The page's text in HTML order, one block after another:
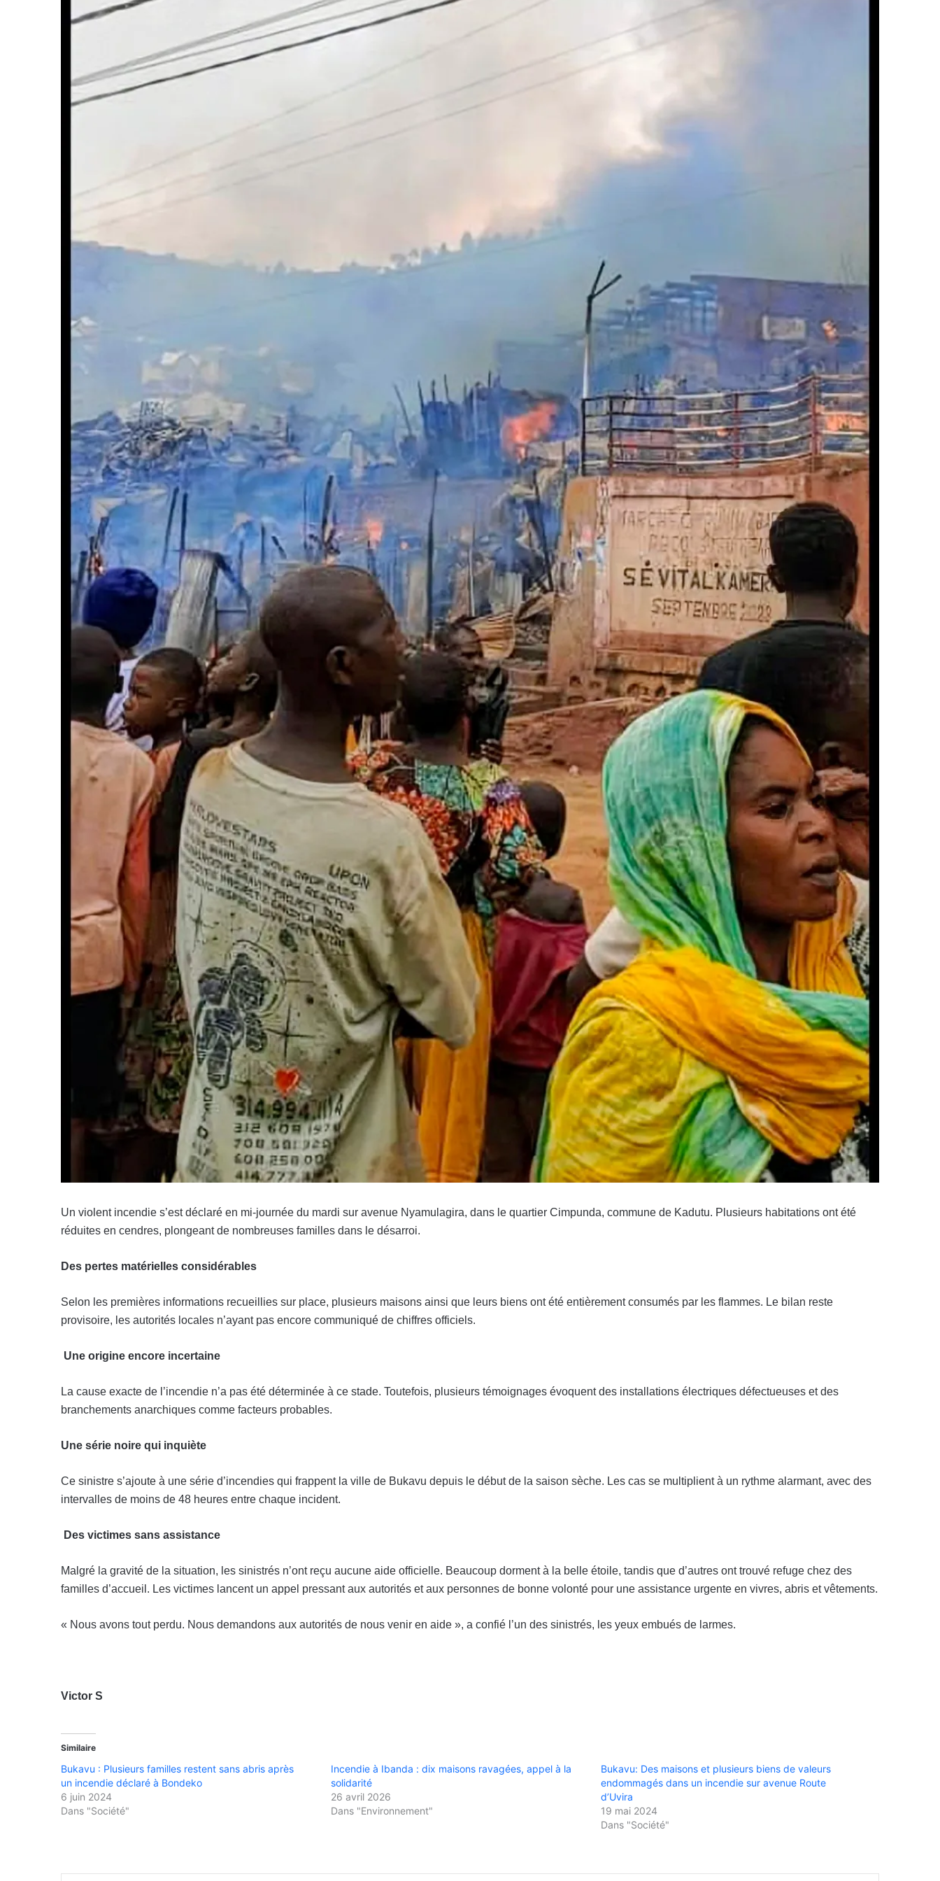
Un violent incendie s’est déclaré en mi-journée du mardi sur avenue Nyamulagira, dans le quartier Cimpunda, commune de Kadutu. Plusieurs habitations ont été
réduites en cendres, plongeant de nombreuses familles dans le désarroi.
Des pertes matérielles considérables
Selon les premières informations recueillies sur place, plusieurs maisons ainsi que leurs biens ont été entièrement consumés par les flammes. Le bilan reste
provisoire, les autorités locales n’ayant pas encore communiqué de chiffres officiels.
Une origine encore incertaine
La cause exacte de l’incendie n’a pas été déterminée à ce stade. Toutefois, plusieurs témoignages évoquent des installations électriques défectueuses et des
branchements anarchiques comme facteurs probables.
Une série noire qui inquiète
Ce sinistre s’ajoute à une série d’incendies qui frappent la ville de Bukavu depuis le début de la saison sèche. Les cas se multiplient à un rythme alarmant, avec des
intervalles de moins de 48 heures entre chaque incident.
Des victimes sans assistance
Malgré la gravité de la situation, les sinistrés n’ont reçu aucune aide officielle. Beaucoup dorment à la belle étoile, tandis que d’autres ont trouvé refuge chez des
familles d’accueil. Les victimes lancent un appel pressant aux autorités et aux personnes de bonne volonté pour une assistance urgente en vivres, abris et vêtements.
« Nous avons tout perdu. Nous demandons aux autorités de nous venir en aide », a confié l’un des sinistrés, les yeux embués de larmes.
Victor S
Similaire
Bukavu : Plusieurs familles restent sans abris après
un incendie déclaré à Bondeko
6 juin 2024
Dans "Société"
Incendie à Ibanda : dix maisons ravagées, appel à la
solidarité
26 avril 2026
Dans "Environnement"
Bukavu: Des maisons et plusieurs biens de valeurs
endommagés dans un incendie sur avenue Route
d’Uvira
19 mai 2024
Dans "Société"